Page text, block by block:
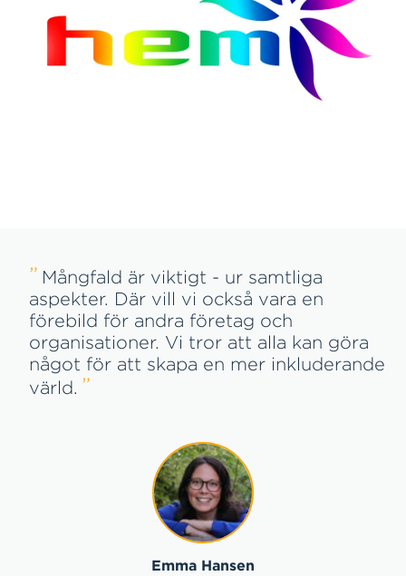
Mångfald är viktigt - ur samtliga
aspekter. Där vill vi också vara en
förebild för andra företag och
organisationer. Vi tror att alla kan göra
något för att skapa en mer inkluderande
värld.
Emma Hansen